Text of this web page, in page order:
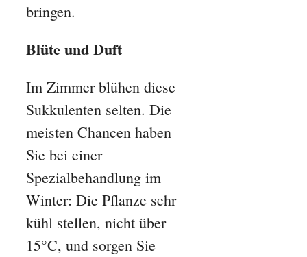
bringen.
Blüte und Duft
Im Zimmer blühen diese
Sukkulenten selten. Die
meisten Chancen haben
Sie bei einer
Spezialbehandlung im
Winter: Die Pflanze sehr
kühl stellen, nicht über
15°C, und sorgen Sie